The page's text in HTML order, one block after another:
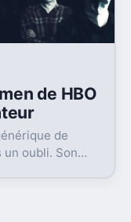
de HBO
de
un oubli. Son